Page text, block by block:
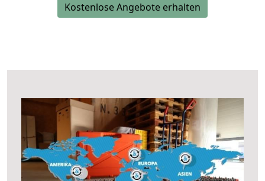
Kostenlose Angebote erhalten